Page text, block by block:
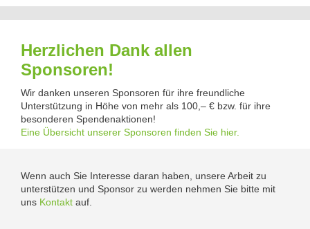
Herzlichen Dank allen
Sponsoren!
Wir danken unseren Sponsoren für ihre freundliche
Unterstützung in Höhe von mehr als 100,– € bzw. für ihre
besonderen Spendenaktionen!
Eine Übersicht unserer Sponsoren finden Sie hier.
Wenn auch Sie Interesse daran haben, unsere Arbeit zu
unterstützen und Sponsor zu werden nehmen Sie bitte mit
uns Kontakt auf.